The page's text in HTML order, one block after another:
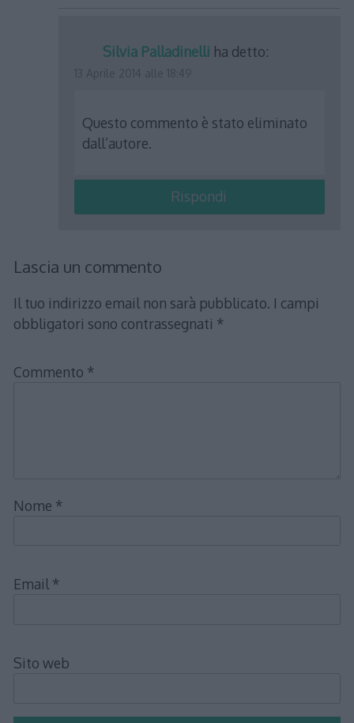
Silvia Palladinelli ha detto:
Questo commento è stato eliminato
dall’autore.
Rispondi
Lascia un commento
Il tuo indirizzo email non sarà pubblicato. I campi
obbligatori sono contrassegnati *
Commento *
Nome *
Email*
Sito web